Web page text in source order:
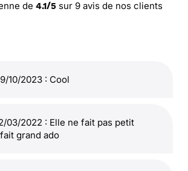
de 4.1/5 sur 9 avis de nos clients
10/2023 : Cool
22/03/2022 : Elle ne fait pas petit
grand ado